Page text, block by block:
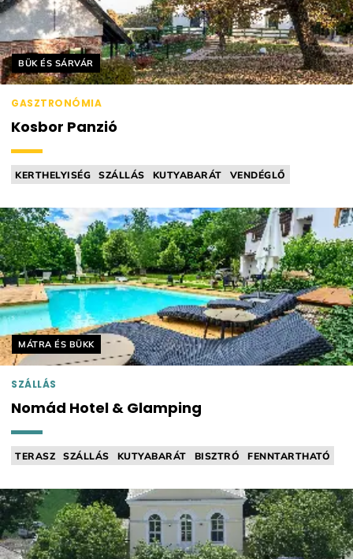
Helyszín címkék:
BÜK ÉS SÁRVÁR
GASZTRONÓMIA
Kosbor Panzió
KERTHELYISÉG SZÁLLÁS KUTYABARÁT
VENDÉGLŐ
Helyszín címkék:
MÁTRA ÉS BÜKK
SZÁLLÁS
Nomád Hotel & Glamping
TERASZ SZÁLLÁS KUTYABARÁT BISZTRÓ FENNTARTHATÓ